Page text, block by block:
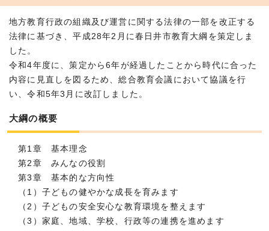
地方教育行政の組織及び運営に関する法律の一部を改正する
法律に基づき、平成28年2月に春日井市教育大綱を策定しま
した。
令和4年度に、策定から6年が経過したことから時代に合った
内容に見直しを図るため、総合教育会議において協議を行
い、令和5年3月に改訂しました。
大綱の概要
第1章 基本理念
第2章 みんなの役割
第3章 基本的な方向性
（1）子どもの健やかな成長を育みます
（2）子どもの安全安心な教育環境を整えます
（3）家庭、地域、学校、行政等の連携を進めます